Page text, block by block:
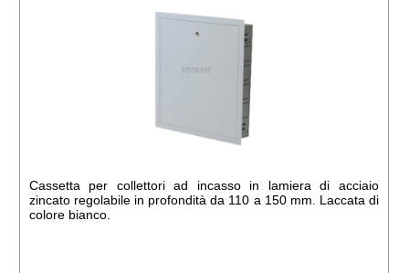
Cassetta per collettori ad incasso in lamiera di acciaio
zincato regolabile in profondità da 110 a 150 mm. Laccata di
colore bianco.